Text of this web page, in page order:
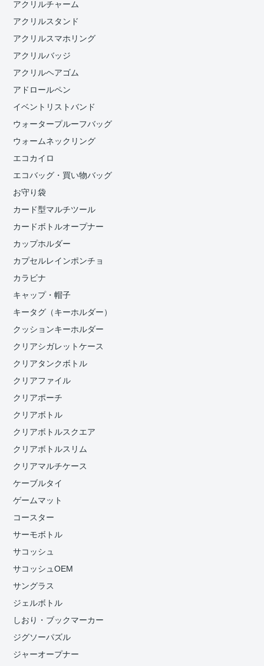
アクリルチャーム
アクリルスタンド
アクリルスマホリング
アクリルバッジ
アクリルヘアゴム
アドロールペン
イベントリストバンド
ウォータープルーフバッグ
ウォームネックリング
エコカイロ
エコバッグ・買い物バッグ
お守り袋
カード型マルチツール
カードボトルオープナー
カップホルダー
カプセルレインポンチョ
カラビナ
キャップ・帽子
キータグ（キーホルダー）
クッションキーホルダー
クリアシガレットケース
クリアタンクボトル
クリアファイル
クリアポーチ
クリアボトル
クリアボトルスクエア
クリアボトルスリム
クリアマルチケース
ケーブルタイ
ゲームマット
コースター
サーモボトル
サコッシュ
サコッシュOEM
サングラス
ジェルボトル
しおり・ブックマーカー
ジグソーパズル
ジャーオープナー